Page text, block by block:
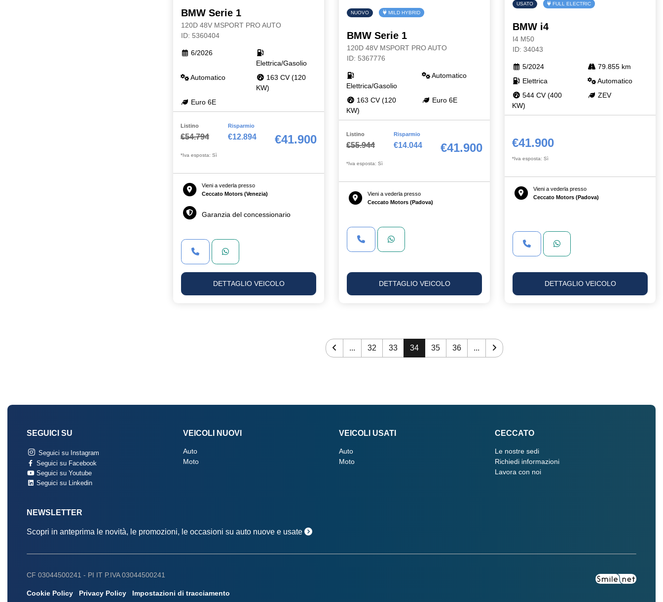
BMW Serie 1
120D 48V MSPORT PRO AUTO
ID: 5360404
6/2026
Elettrica/Gasolio
Automatico
163 CV (120
KW)
Euro 6E
Listino
€54.794
Risparmio
€12.894 €41.900
*Iva esposta: Sì
Vieni a vederla presso
Ceccato Motors (Venezia)
Garanzia del concessionario
DETTAGLIO VEICOLO
NUOVO MILD HYBRID
BMW Serie 1
120D 48V MSPORT PRO AUTO
ID: 5367776
Elettrica/Gasolio
Automatico
163 CV (120
KW)
Euro 6E
Listino
€55.944
Risparmio
€14.044 €41.900
*Iva esposta: Sì
Vieni a vederla presso
Ceccato Motors (Padova)
DETTAGLIO VEICOLO
USATO FULL ELECTRIC
BMW i4
I4 M50
ID: 34043
5/2024
79.855 km
Elettrica
Automatico
544 CV (400
KW)
ZEV
€41.900
*Iva esposta: Sì
Vieni a vederla presso
Ceccato Motors (Padova)
DETTAGLIO VEICOLO
... 32 33 34 35 36 ...
SEGUICI SU
Seguici su Instagram
Seguici su Facebook
Seguici su Youtube
Seguici su Linkedin
VEICOLI NUOVI
Auto
Moto
VEICOLI USATI
Auto
Moto
CECCATO
Le nostre sedi
Richiedi informazioni
Lavora con noi
NEWSLETTER
Scopri in anteprima le novità, le promozioni, le occasioni su auto nuove e usate
CF 03044500241 - PI IT P.IVA 03044500241
Cookie Policy Privacy Policy Impostazioni di tracciamento